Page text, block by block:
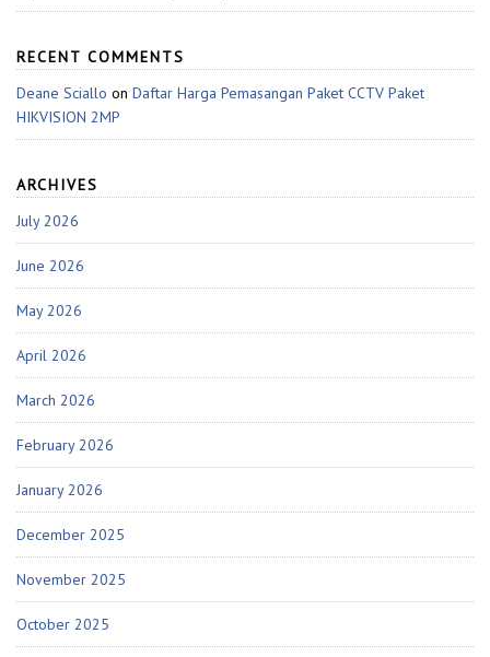
RECENT COMMENTS
Deane Sciallo on Daftar Harga Pemasangan Paket CCTV Paket
HIKVISION 2MP
ARCHIVES
July 2026
June 2026
May 2026
April 2026
March 2026
February 2026
January 2026
December 2025
November 2025
October 2025